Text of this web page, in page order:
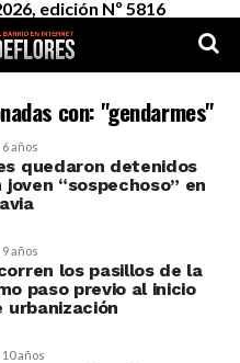
edición Nº 5816
con: "gendarmes"
años
quedaron detenidos
“sospechoso” en
años
los pasillos de la
paso previo al inicio
urbanización
años